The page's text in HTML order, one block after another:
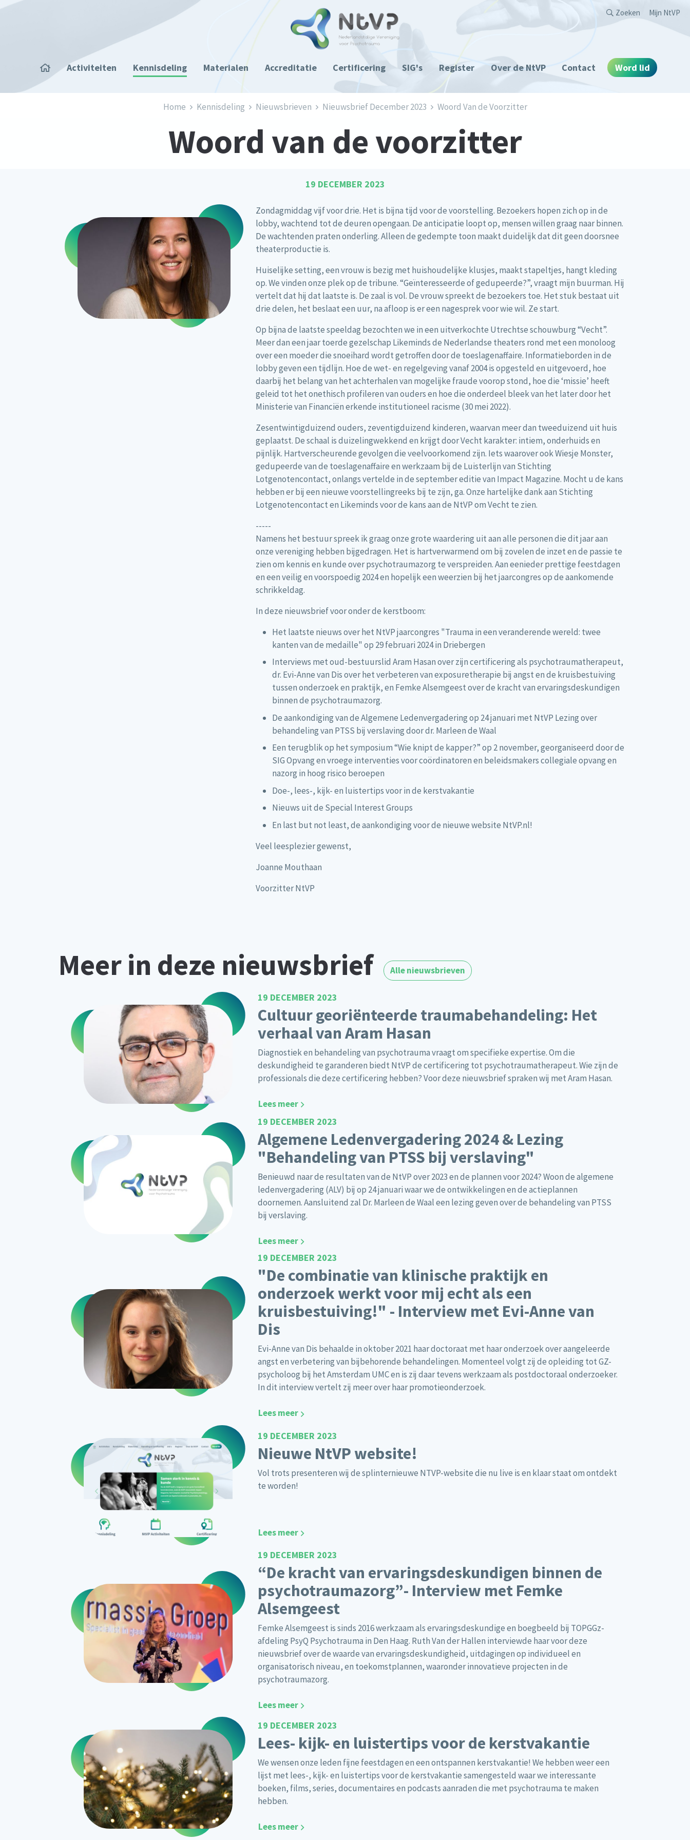
Home Activiteiten Kennisdeling Materialen Accreditatie Certificering SIG's Register Over de NtVP Contact Word lid
Zoeken Mijn NtVP
Kruimelpad
Home Kennisdeling Nieuwsbrieven Nieuwsbrief December 2023 Woord Van de Voorzitter
Woord van de voorzitter
19 DECEMBER 2023
Zondagmiddag vijf voor drie. Het is bijna tijd voor de voorstelling. Bezoekers hopen zich op in de
lobby, wachtend tot de deuren opengaan. De anticipatie loopt op, mensen willen graag naar binnen.
De wachtenden praten onderling. Alleen de gedempte toon maakt duidelijk dat dit geen doorsnee
theaterproductie is.
Huiselijke setting, een vrouw is bezig met huishoudelijke klusjes, maakt stapeltjes, hangt kleding
op. We vinden onze plek op de tribune. “Geïnteresseerde of gedupeerde?”, vraagt mijn buurman. Hij
vertelt dat hij dat laatste is. De zaal is vol. De vrouw spreekt de bezoekers toe. Het stuk bestaat uit
drie delen, het beslaat een uur, na afloop is er een nagesprek voor wie wil. Ze start.
Op bijna de laatste speeldag bezochten we in een uitverkochte Utrechtse schouwburg “Vecht”.
Meer dan een jaar toerde gezelschap Likeminds de Nederlandse theaters rond met een monoloog
over een moeder die snoeihard wordt getroffen door de toeslagenaffaire. Informatieborden in de
lobby geven een tijdlijn. Hoe de wet- en regelgeving vanaf 2004 is opgesteld en uitgevoerd, hoe
daarbij het belang van het achterhalen van mogelijke fraude voorop stond, hoe die ‘missie’ heeft
geleid tot het onethisch profileren van ouders en hoe die onderdeel bleek van het later door het
Ministerie van Financiën erkende institutioneel racisme (30 mei 2022).
Zesentwintigduizend ouders, zeventigduizend kinderen, waarvan meer dan tweeduizend uit huis
geplaatst. De schaal is duizelingwekkend en krijgt door Vecht karakter: intiem, onderhuids en
pijnlijk. Hartverscheurende gevolgen die veelvoorkomend zijn. Iets waarover ook Wiesje Monster,
gedupeerde van de toeslagenaffaire en werkzaam bij de Luisterlijn van Stichting
Lotgenotencontact, onlangs vertelde in de september editie van Impact Magazine. Mocht u de kans
hebben er bij een nieuwe voorstellingreeks bij te zijn, ga. Onze hartelijke dank aan Stichting
Lotgenotencontact en Likeminds voor de kans aan de NtVP om Vecht te zien.
-----
Namens het bestuur spreek ik graag onze grote waardering uit aan alle personen die dit jaar aan
onze vereniging hebben bijgedragen. Het is hartverwarmend om bij zovelen de inzet en de passie te
zien om kennis en kunde over psychotraumazorg te verspreiden. Aan eenieder prettige feestdagen
en een veilig en voorspoedig 2024 en hopelijk een weerzien bij het jaarcongres op de aankomende
schrikkeldag.
In deze nieuwsbrief voor onder de kerstboom:
Het laatste nieuws over het NtVP jaarcongres "Trauma in een veranderende wereld: twee
kanten van de medaille" op 29 februari 2024 in Driebergen
Interviews met oud-bestuurslid Aram Hasan over zijn certificering als psychotraumatherapeut,
dr. Evi-Anne van Dis over het verbeteren van exposuretherapie bij angst en de kruisbestuiving
tussen onderzoek en praktijk, en Femke Alsemgeest over de kracht van ervaringsdeskundigen
binnen de psychotraumazorg.
De aankondiging van de Algemene Ledenvergadering op 24 januari met NtVP Lezing over
behandeling van PTSS bij verslaving door dr. Marleen de Waal
Een terugblik op het symposium “Wie knipt de kapper?” op 2 november, georganiseerd door de
SIG Opvang en vroege interventies voor coördinatoren en beleidsmakers collegiale opvang en
nazorg in hoog risico beroepen
Doe-, lees-, kijk- en luistertips voor in de kerstvakantie
Nieuws uit de Special Interest Groups
En last but not least, de aankondiging voor de nieuwe website NtVP.nl!
Veel leesplezier gewenst,
Joanne Mouthaan
Voorzitter NtVP
Meer in deze nieuwsbrief Alle nieuwsbrieven
19 DECEMBER 2023
Cultuur georiënteerde traumabehandeling: Het
verhaal van Aram Hasan
Diagnostiek en behandeling van psychotrauma vraagt om specifieke expertise. Om die
deskundigheid te garanderen biedt NtVP de certificering tot psychotraumatherapeut. Wie zijn de
professionals die deze certificering hebben? Voor deze nieuwsbrief spraken wij met Aram Hasan.
Lees meer
19 DECEMBER 2023
Algemene Ledenvergadering 2024 & Lezing
"Behandeling van PTSS bij verslaving"
Benieuwd naar de resultaten van de NtVP over 2023 en de plannen voor 2024? Woon de algemene
ledenvergadering (ALV) bij op 24 januari waar we de ontwikkelingen en de actieplannen
doornemen. Aansluitend zal Dr. Marleen de Waal een lezing geven over de behandeling van PTSS
bij verslaving.
Lees meer
19 DECEMBER 2023
"De combinatie van klinische praktijk en
onderzoek werkt voor mij echt als een
kruisbestuiving!" - Interview met Evi-Anne van
Dis
Evi-Anne van Dis behaalde in oktober 2021 haar doctoraat met haar onderzoek over aangeleerde
angst en verbetering van bijbehorende behandelingen. Momenteel volgt zij de opleiding tot GZ-
psycholoog bij het Amsterdam UMC en is zij daar tevens werkzaam als postdoctoraal onderzoeker.
In dit interview vertelt zij meer over haar promotieonderzoek.
Lees meer
19 DECEMBER 2023
Nieuwe NtVP website!
Vol trots presenteren wij de splinternieuwe NTVP-website die nu live is en klaar staat om ontdekt
te worden!
Lees meer
19 DECEMBER 2023
“De kracht van ervaringsdeskundigen binnen de
psychotraumazorg”- Interview met Femke
Alsemgeest
Femke Alsemgeest is sinds 2016 werkzaam als ervaringsdeskundige en boegbeeld bij TOPGGz-
afdeling PsyQ Psychotrauma in Den Haag. Ruth Van der Hallen interviewde haar voor deze
nieuwsbrief over de waarde van ervaringsdeskundigheid, uitdagingen op individueel en
organisatorisch niveau, en toekomstplannen, waaronder innovatieve projecten in de
psychotraumazorg.
Lees meer
19 DECEMBER 2023
Lees- kijk- en luistertips voor de kerstvakantie
We wensen onze leden fijne feestdagen en een ontspannen kerstvakantie! We hebben weer een
lijst met lees-, kijk- en luistertips voor de kerstvakantie samengesteld waar we interessante
boeken, films, series, documentaires en podcasts aanraden die met psychotrauma te maken
hebben.
Lees meer